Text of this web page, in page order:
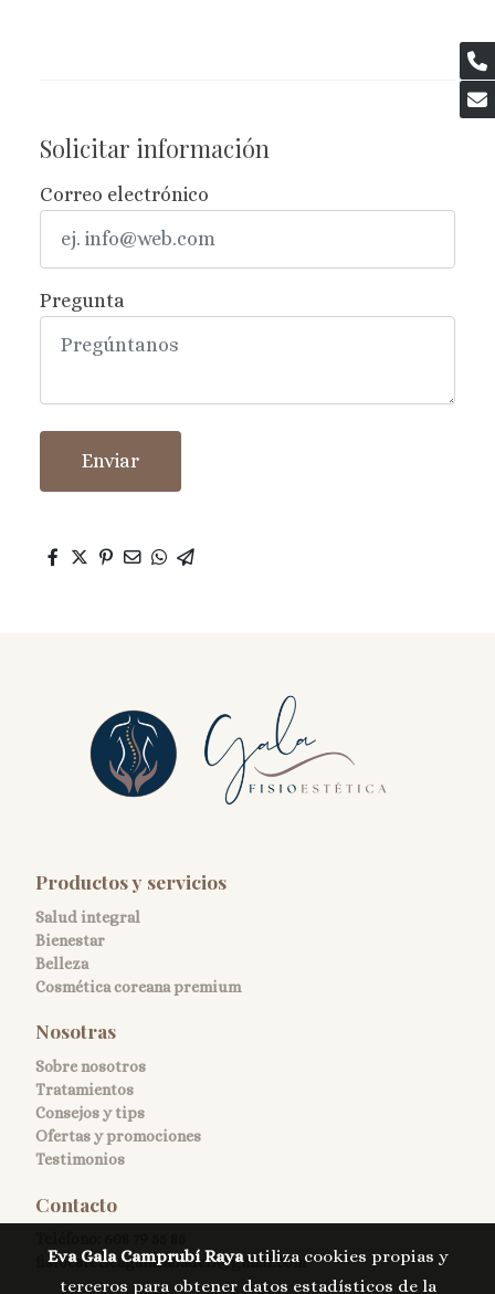
Solicitar información
Correo electrónico
Pregunta
Enviar
Productos y servicios
Salud integral
Bienestar
Belleza
Cosmética coreana premium
Nosotras
Sobre nosotros
Tratamientos
Consejos y tips
Ofertas y promociones
Testimonios
Contacto
fisioesteticagalasabadell@gmail.com
Eva Gala Camprubí Rayautiliza cookies propias y
terceros para obtener datos estadísticos de la